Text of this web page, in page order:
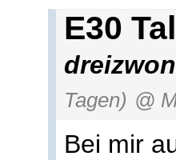
E30
Tagen) @
Bei mir